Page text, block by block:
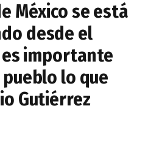
México se está
desde el
importante
lo que
Gutiérrez